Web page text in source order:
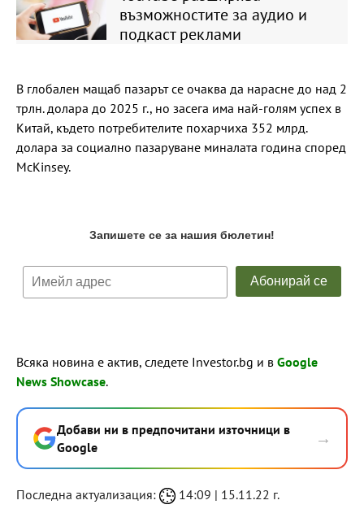
възможностите за аудио и
подкаст реклами
В глобален мащаб пазарът се очаква да нарасне до над 2
трлн. долара до 2025 г., но засега има най-голям успех в
Китай, където потребителите похарчиха 352 млрд.
долара за социално пазаруване миналата година според
McKinsey.
Всяка новина е актив, следете Investor.bg и в Google
News Showcase.
Добави ни в предпочитани източници в
Google
→
Последна актуализация: 14:09 | 15.11.22 г.